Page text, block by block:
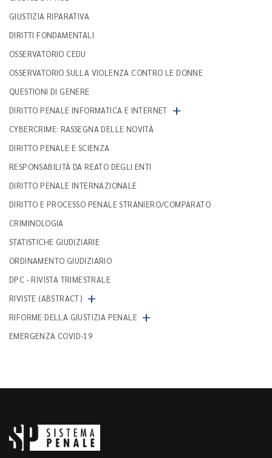
GIUSTIZIA RIPARATIVA
DIRITTI FONDAMENTALI
OSSERVATORIO CEDU
OSSERVATORIO SULLA VIOLENZA CONTRO LE DONNE
QUESTIONI DI GENERE
DIRITTO PENALE INFORMATICA E INTERNET +
CYBERCRIME: RASSEGNA DELLE NOVITÀ
DIRITTO PENALE E SCIENZA
RESPONSABILITÀ DA REATO DEGLI ENTI
DIRITTO PENALE INTERNAZIONALE
DIRITTO E PROCESSO PENALE STRANIERO/COMPARATO
CRIMINOLOGIA
STATISTICHE GIUDIZIARIE
ORDINAMENTO GIUDIZIARIO
DPC - RIVISTA TRIMESTRALE
RIVISTE (ABSTRACT) +
RIFORME DELLA GIUSTIZIA PENALE +
EMERGENZA COVID-19